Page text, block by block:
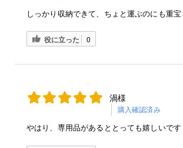
しっかり収納できて、ちょと運ぶのにも重宝
役に立った 0
渦様
購入確認済み
やはり、専用品があるととっても嬉しいです